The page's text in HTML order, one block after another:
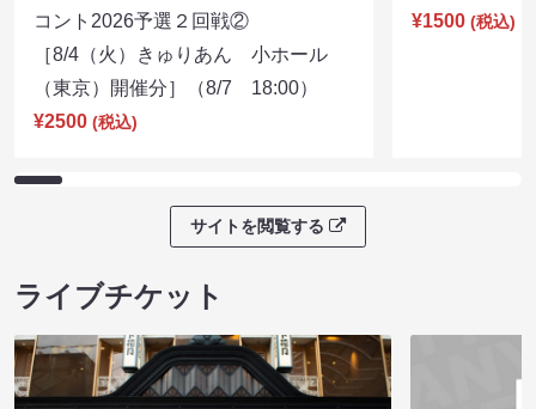
コント2026予選２回戦②
［8/4（火）きゅりあん 小ホール
（東京）開催分］（8/7 18:00）
¥2500 (税込)
¥1500 (税込)
サイトを閲覧する
ライブチケット